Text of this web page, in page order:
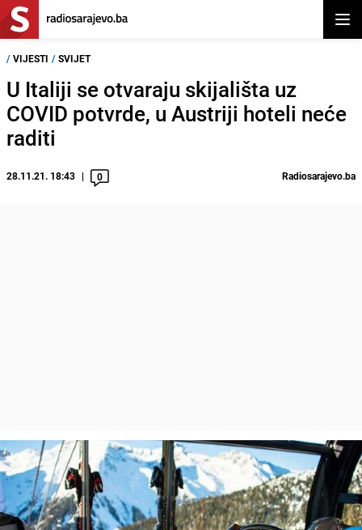
/ VIJESTI / SVIJET
U Italiji se otvaraju skijališta uz
COVID potvrde, u Austriji hoteli neće
raditi
28.11.21. 18:43 0 Radiosarajevo.ba